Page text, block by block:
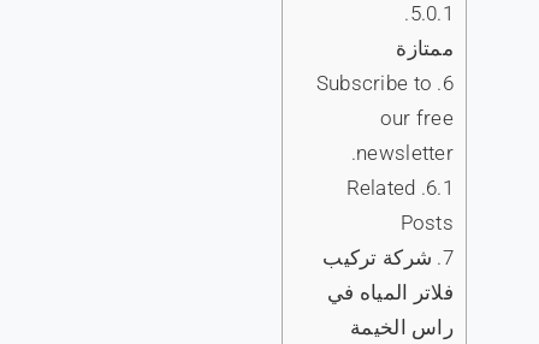
5.0.1.
ممتازة
6.
Subscribe to
our free
newsletter.
6.1.
Related
Posts
7. شركة تركيب
فلاتر المياه في
راس الخيمة